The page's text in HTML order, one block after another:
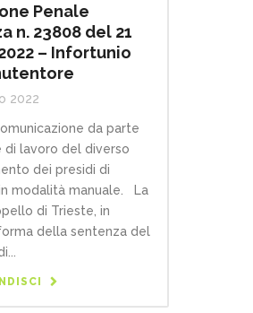
Penale
n. 23808 del 21
– Infortunio
2022
da parte
di lavoro del diverso
dei presidi di
modalità manuale. La
di Trieste, in
della sentenza del